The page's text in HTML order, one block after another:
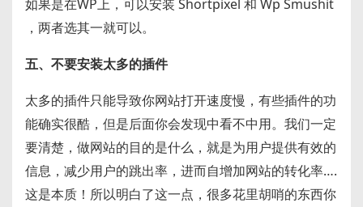
如果是在WP上，可以安装 Shortpixel 和 Wp Smushit
，两者选其一就可以。
五、不要安装太多的插件
太多的插件只能导致你网站打开速度慢，有些插件的功
能确实很酷，但是后面你会发现中看不中用。我们一定
要清楚，做网站的目的是什么，就是为用户提供有效的
信息，减少用户的跳出率，进而自增加网站的转化率….
这是本质！所以明白了这一点，很多花里胡哨的东西你